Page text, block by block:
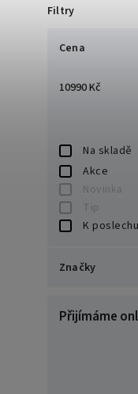
Filtry
Cena
10990Kč
Na skladě
Akce
Novinka
Tip
K poslechu
Značky
Bowers &
Přijímáme